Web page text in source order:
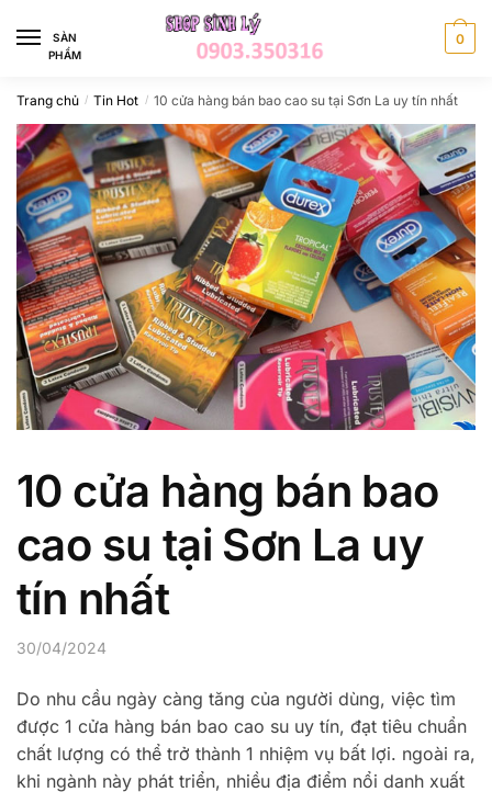
navigation
content
SÀN
PHẨM
0
Trang chủ / Tin Hot / 10 cửa hàng bán bao cao su tại Sơn La uy tín nhất
10 cửa hàng bán bao
cao su tại Sơn La uy
tín nhất
30/04/2024
Do nhu cầu ngày càng tăng của người dùng, việc tìm
được 1 cửa hàng bán bao cao su uy tín, đạt tiêu chuẩn
chất lượng có thể trở thành 1 nhiệm vụ bất lợi. ngoài ra,
khi ngành này phát triển, nhiều địa điểm nổi danh xuất